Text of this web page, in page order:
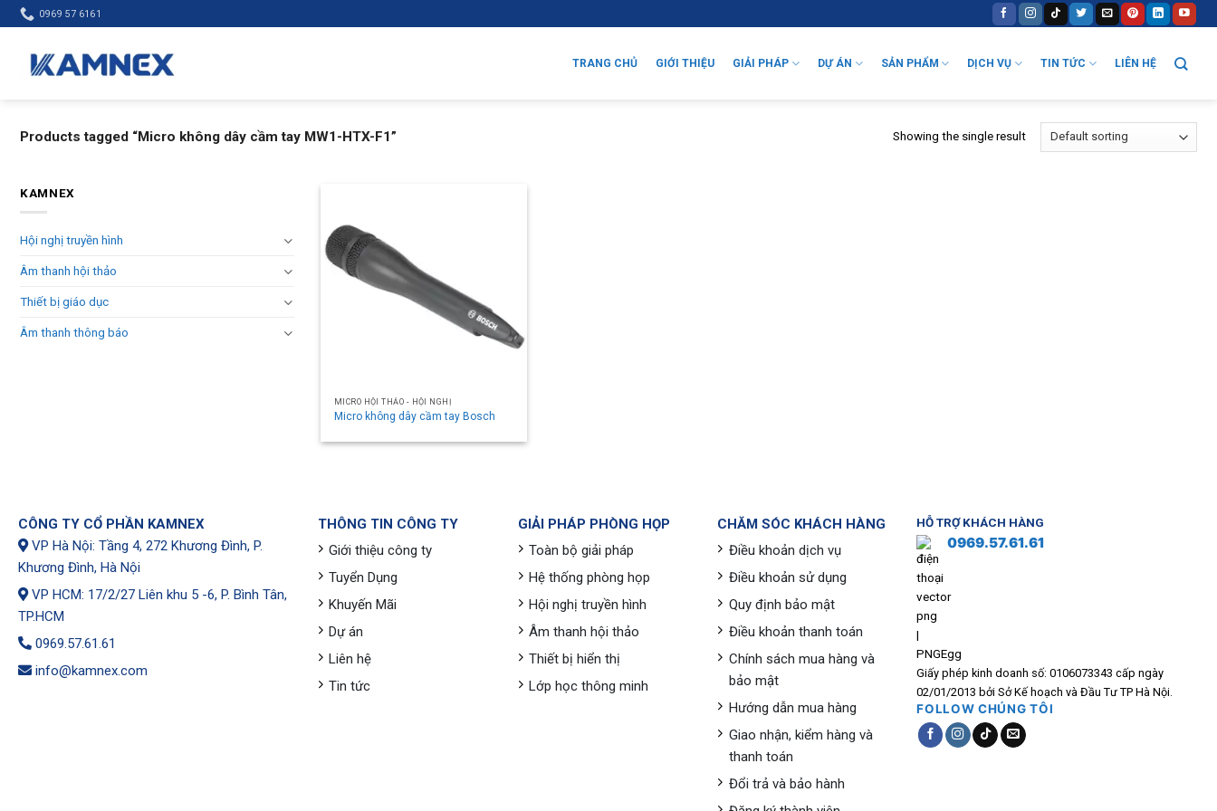
Skip
to
0969 57 6161
TRANG CHỦ GIỚI THIỆU GIẢI PHÁP DỰ ÁN SẢN PHẨM DỊCH VỤ TIN TỨC LIÊN HỆ
Products tagged “Micro không dây cầm tay MW1-HTX-F1” Showing the single result
KAMNEX
Hội nghị truyền hình
Âm thanh hội thảo
Thiết bị giáo dục
Âm thanh thông báo
MICRO HỘI THẢO - HỘI NGHỊ
Micro không dây cầm tay Bosch
CÔNG TY CỔ PHẦN KAMNEX
VP Hà Nội: Tầng 4, 272 Khương Đình, P.
Khương Đình, Hà Nội
VP HCM: 17/2/27 Liên khu 5 -6, P. Bình Tân,
TP.HCM
0969.57.61.61
info@kamnex.com
THÔNG TIN CÔNG TY
Giới thiệu công ty
Tuyển Dụng
Khuyến Mãi
Dự án
Liên hệ
Tin tức
GIẢI PHÁP PHÒNG HỌP
Toàn bộ giải pháp
Hệ thống phòng họp
Hội nghị truyền hình
Âm thanh hội thảo
Thiết bị hiển thị
Lớp học thông minh
CHĂM SÓC KHÁCH HÀNG
Điều khoản dịch vụ
Điều khoản sử dụng
Quy định bảo mật
Điều khoản thanh toán
Chính sách mua hàng và
bảo mật
Hướng dẫn mua hàng
Giao nhận, kiểm hàng và
thanh toán
Đổi trả và bảo hành
HỖ TRỢ KHÁCH HÀNG
0969.57.61.61
Giấy phép kinh doanh số: 0106073343 cấp ngày
02/01/2013 bởi Sở Kế hoạch và Đầu Tư TP Hà Nội.
FOLLOW CHÚNG TÔI